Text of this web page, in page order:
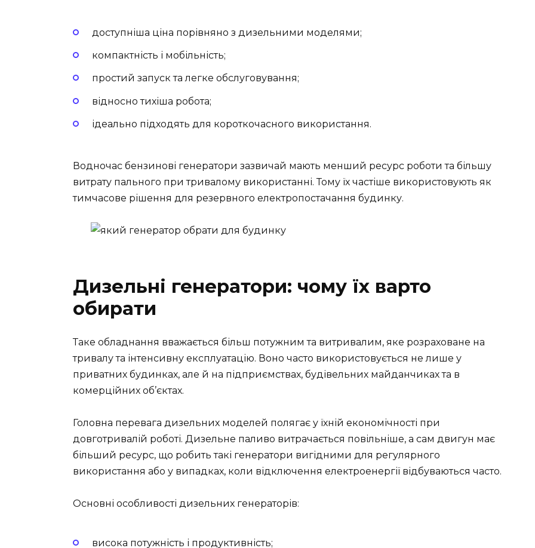
доступніша ціна порівняно з дизельними моделями;
компактність і мобільність;
простий запуск та легке обслуговування;
відносно тихіша робота;
ідеально підходять для короткочасного використання.
Водночас бензинові генератори зазвичай мають менший ресурс роботи та більшу
витрату пального при тривалому використанні. Тому їх частіше використовують як
тимчасове рішення для резервного електропостачання будинку.
Дизельні генератори: чому їх варто
обирати
Таке обладнання вважається більш потужним та витривалим, яке розраховане на
тривалу та інтенсивну експлуатацію. Воно часто використовується не лише у
приватних будинках, але й на підприємствах, будівельних майданчиках та в
комерційних об’єктах.
Головна перевага дизельних моделей полягає у їхній економічності при
довготривалій роботі. Дизельне паливо витрачається повільніше, а сам двигун має
більший ресурс, що робить такі генератори вигідними для регулярного
використання або у випадках, коли відключення електроенергії відбуваються часто.
Основні особливості дизельних генераторів:
висока потужність і продуктивність;